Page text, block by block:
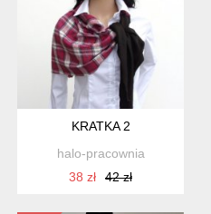
KRATKA 2
halo-pracownia
38 zł
42 zł